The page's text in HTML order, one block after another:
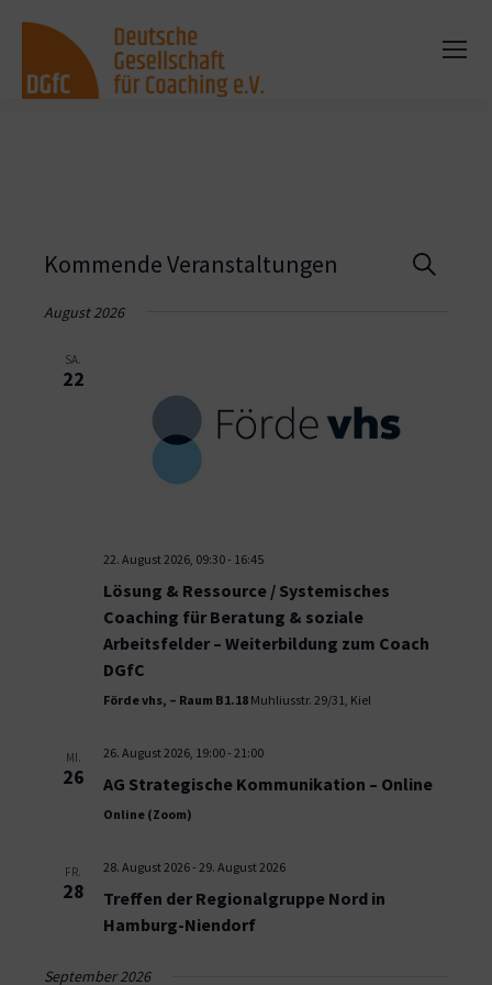
Suche
Kommende Veranstaltungen
August 2026
SA.
22
22. August 2026, 09:30- 16:45
Lösung & Ressource / Systemisches
Coaching für Beratung & soziale
Arbeitsfelder – Weiterbildung zum Coach
DGfC
Förde vhs, – Raum B1.18 Muhliusstr. 29/31, Kiel
MI.
26
26. August 2026, 19:00- 21:00
AG Strategische Kommunikation – Online
Online (Zoom)
FR.
28
28. August 2026- 29. August 2026
Treffen der Regionalgruppe Nord in
Hamburg-Niendorf
September 2026